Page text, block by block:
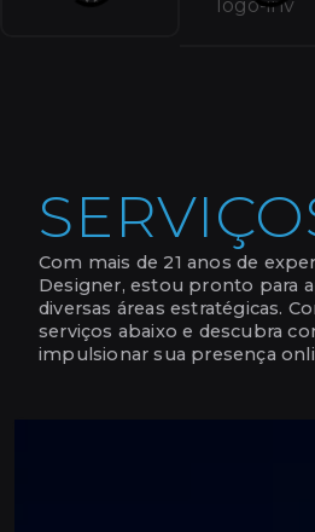
Com mais de 21 anos de
Designer, estou pronto para
diversas áreas estratégicas.
serviços abaixo e descubra
impulsionar sua presença